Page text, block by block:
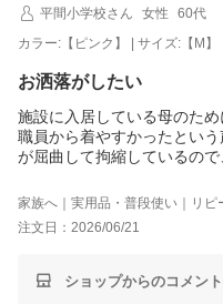
平間小学校さん
女性
60代
カラー:【ピンク】 | サイズ:【M】
お洒落がしたい
施設に入居している母のた
職員から着やすかったとい
が屈曲して拘縮しているの
パジャマです。もう少しお
て、上衣のみで購入できれば
家族へ｜実用品・普段使い｜リピ
注文日：2026/06/21
ショップからのコメント